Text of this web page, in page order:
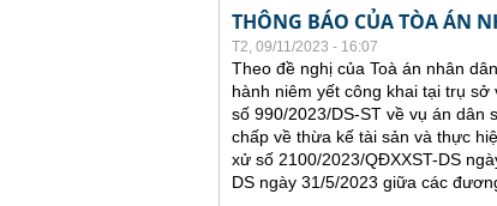
THÔNG BÁO CỦA TÒA ÁN
T2, 09/11/2023 - 16:07
Theo đề nghị của Toà án nhân
hành niêm yết công khai tại trụ
số 990/2023/DS-ST về vụ án dân
chấp về thừa kế tài sản và thực
xử số 2100/2023/QĐXXST-DS
DS ngày 31/5/2023 giữa các